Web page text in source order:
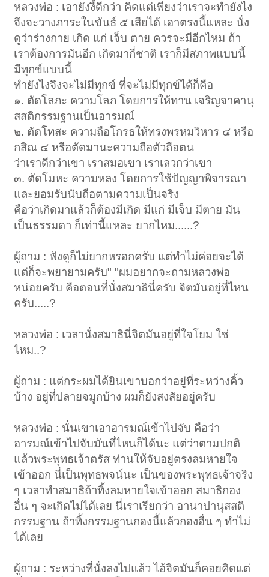
หลวงพ่อ : เอายังงี้ดีกว่า คิดแต่เพียงว่าเราจะทำยังไง
จึงจะวางภาระในขันธ์ ๕ เสียได้ เอาตรงนี้แหละ นั่ง
ดูว่าร่างกาย เกิด แก่ เจ็บ ตาย ควรจะมีอีกไหม ถ้า
เราต้องการมันอีก เกิดมากี่ชาติ เราก็มีสภาพแบบนี้
มีทุกข์แบบนี้
ทำยังไงจึงจะไม่มีทุกข์ ที่จะไม่มีทุกข์ได้ก็คือ
๑. ตัดโลภะ ความโลภ โดยการให้ทาน เจริญจาคานุ
สสติกรรมฐานเป็นอารมณ์
๒. ตัดโทสะ ความถือโกรธให้ทรงพรหมวิหาร ๔ หรือ
กสิณ ๔ หรือตัดมานะความถือตัวถือตน
ว่าเราดีกว่าเขา เราสมอเขา เราเลวกว่าเขา
๓. ตัดโมหะ ความหลง โดยการใช้ปัญญาพิจารณา
และยอมรับนับถือตามความเป็นจริง
คือว่าเกิดมาแล้วก็ต้องมีเกิด มีแก่ มีเจ็บ มีตาย มัน
เป็นธรรมดา ก็เท่านี้แหละ ยากไหม......?
ผู้ถาม : ฟังดูก็ไม่ยากหรอกครับ แต่ทำไม่ค่อยจะได้
แต่ก็จะพยายามครับ" "ผมอยากจะถามหลวงพ่อ
หน่อยครับ คือตอนที่นั่งสมาธินี่ครับ จิตมันอยู่ที่ไหน
ครับ.....?
หลวงพ่อ : เวลานั่งสมาธินี่จิตมันอยู่ที่ใจโยม ใช่
ไหม..?
ผู้ถาม : แต่กระผมได้ยินเขาบอกว่าอยู่ที่ระหว่างคิ้ว
บ้าง อยู่ที่ปลายจมูกบ้าง ผมก็ยังสงสัยอยู่ครับ
หลวงพ่อ : นั่นเขาเอาอารมณ์เข้าไปจับ คือว่า
อารมณ์เข้าไปจับมันที่ไหนก็ได้นะ แต่ว่าตามปกติ
แล้วพระพุทธเจ้าตรัส ท่านให้จับอยู่ตรงลมหายใจ
เข้าออก นี่เป็นพุทธพจน์นะ เป็นของพระพุทธเจ้าจริง
ๆ เวลาทำสมาธิถ้าทิ้งลมหายใจเข้าออก สมาธิกอง
อื่น ๆ จะเกิดไม่ได้เลย นี่เราเรียกว่า อานาปานุสสติ
กรรมฐาน ถ้าทิ้งกรรมฐานกองนี้แล้วกองอื่น ๆ ทำไม่
ได้เลย
ผู้ถาม : ระหว่างที่นั่งลงไปแล้ว ไอ้จิตมันก็คอยคิดแต่